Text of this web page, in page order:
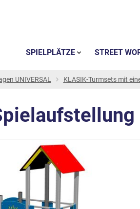
UNIVERSAL KLASIK-Turmsets mit
SPIELPLÄTZE STREET